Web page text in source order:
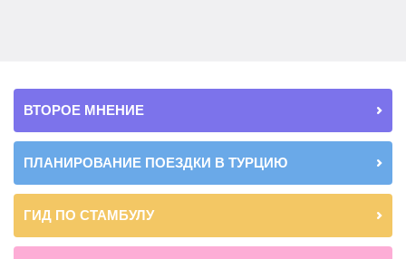
ВТОРОЕ МНЕНИЕ
ПЛАНИРОВАНИЕ ПОЕЗДКИ В ТУРЦИЮ
ГИД ПО СТАМБУЛУ